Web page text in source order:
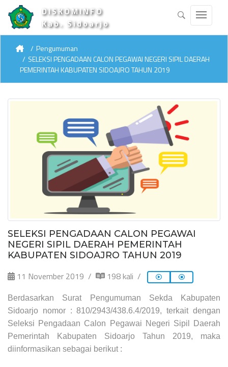
DISKOMINFO
Kab. Sidoarjo
Pengumuman
SELEKSI PENGADAAN CALON PEGAWAI NEGERI SIPIL DAERAH
PEMERINTAH KABUPATEN SIDOAJRO TAHUN 2019
SELEKSI PENGADAAN CALON PEGAWAI
NEGERI SIPIL DAERAH PEMERINTAH
KABUPATEN SIDOAJRO TAHUN 2019
11 November 2019 198 kali
Berdasarkan Surat Pengumuman Sekda Kabupaten
Sidoarjo nomor : 810/2943/438.6.4/2019, terkait dengan
Seleksi Pengadaan Calon Pegawai Negeri Sipil Daerah
Pemerintah Kabupaten Sidoarjo Tahun 2019, maka
diinformasikan sebagai berikut :